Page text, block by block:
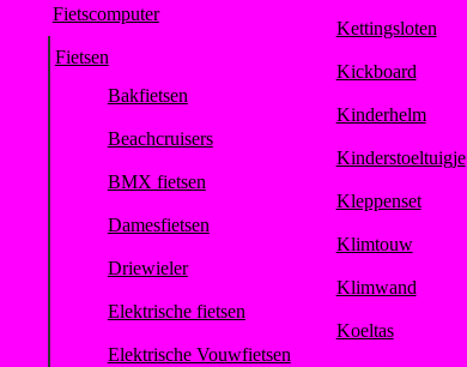
Fietscomputer
Fietsen
Bakfietsen
Beachcruisers
BMX fietsen
Damesfietsen
Driewieler
Elektrische fietsen
Elektrische Vouwfietsen
Kettingsloten
Kickboard
Kinderhelm
Kinderstoeltuigje
Kleppenset
Klimtouw
Klimwand
Koeltas